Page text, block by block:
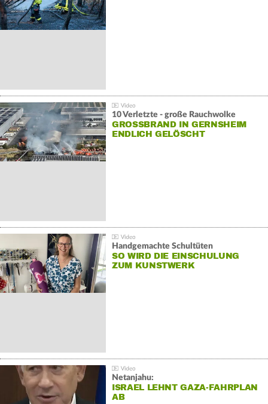
10 Verletzte - große Rauchwolke
GROSSBRAND IN GERNSHEIM E
NDLICH GELÖSCHT
Handgemachte Schultüten
SO WIRD DIE EINSCHULUNG
ZUM KUNSTWERK
Netanjahu:
ISRAEL LEHNT GAZA-FAHRPLAN
AB